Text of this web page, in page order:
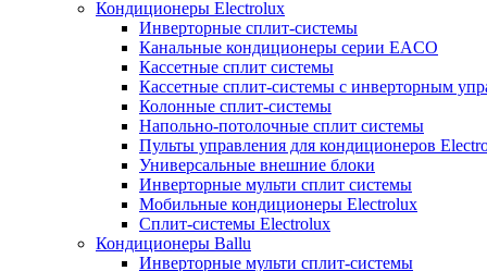
Кондиционеры Electrolux
Инверторные сплит-системы
Канальные кондиционеры серии EACO
Кассетные сплит системы
Кассетные сплит-системы с инверторным
Колонные сплит-системы
Напольно-потолочные сплит системы
Пульты управления для кондиционеров
Универсальные внешние блоки
Инверторные мульти сплит системы
Мобильные кондиционеры Electrolux
Сплит-системы Electrolux
Кондиционеры Ballu
Инверторные мульти сплит-системы